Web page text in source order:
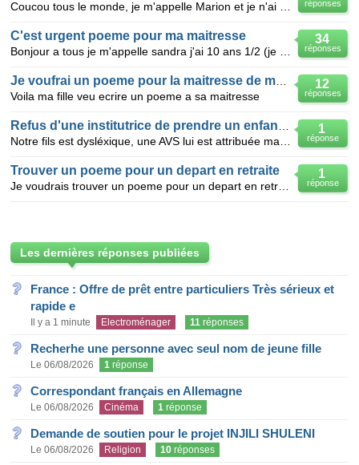
réponses
34
réponses
C'est urgent poeme pour ma maitresse
12
réponses
Voila ma fille veu ecrire un poeme a sa maitresse
1
réponse
1
réponse
Trouver un poeme pour un depart en retraite
Les dernières réponses publiées
France : Offre de prêt entre particuliers Très sérieux et
rapide e
Il y a 1 minute Electroménager 11 réponses
Recherhe une personne avec seul nom de jeune fille
Le 06/08/2026 1 réponse
Correspondant français en Allemagne
Le 06/08/2026 Cinéma 1 réponse
Demande de soutien pour le projet INJILI SHULENI
Le 06/08/2026 Religion 10 réponses